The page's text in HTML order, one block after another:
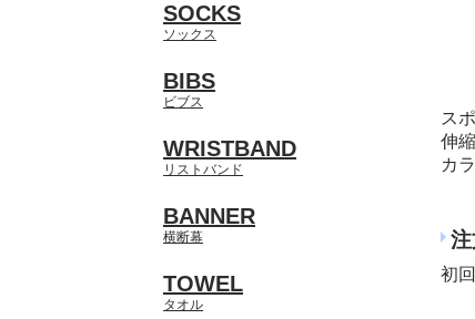
SOCKS
ソックス
BIBS
ビブス
WRISTBAND
リストバンド
BANNER
横断幕
TOWEL
タオル
ス
伸
カ
初